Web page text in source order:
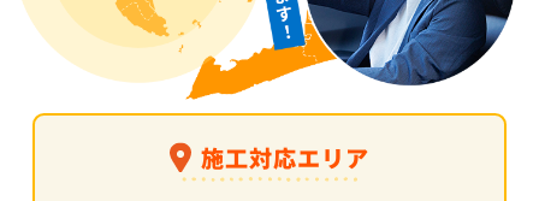
施工対応エリア